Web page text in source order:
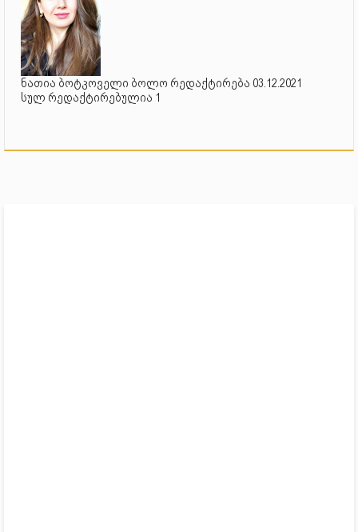
ნათია ბოტკოველი ბოლო რედაქტირება 03.12.2021
სულ რედაქტირებულია 1